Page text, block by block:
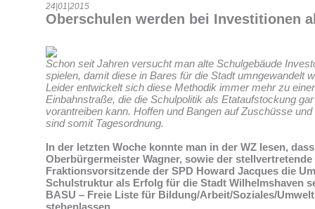
24|01|2015
Oberschulen werden bei Investitionen
Schon seit Jahren versucht man alte Schulgebäude
spielen, damit diese in Bares für die Stadt umngewandelt
Leider entwickelt sich diese Methodik immer mehr zu
Einbahnstraße, die die Schulpolitik als Etataufstockung
vorantreiben kann. Hoffen und Bangen auf Zuschüsse
sind somit Tagesordnung.
In der letzten Woche konnte man in der WZ lesen,
Oberbürgermeister Wagner, sowie der stellvertretende
Fraktionsvorsitzende der SPD Howard Jacques die
Schulstruktur als Erfolg für die Stadt Wilhelmshaven
BASU – Freie Liste für Bildung/Arbeit/Soziales/